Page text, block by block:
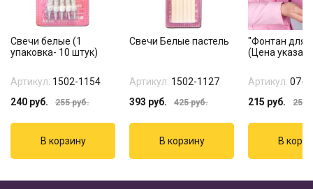
Свечи белые (1
упаковка- 10 штук)
Артикул: 1502-1154
240 руб. 255руб.
Свечи Белые пастель
Артикул: 1502-1127
393 руб. 425руб.
"Фонтан для
(Цена
Артикул: 07-
215 руб. 255